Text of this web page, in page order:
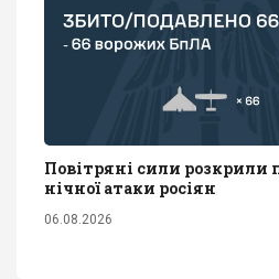
Повітряні сили розкрили
нічної атаки росіян
06.08.2026